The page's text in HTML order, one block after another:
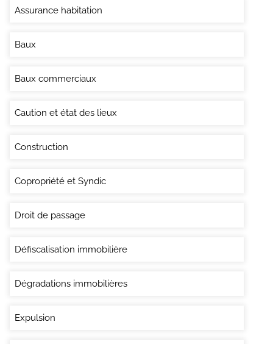
Assurance habitation
Baux
Baux commerciaux
Caution et état des lieux
Construction
Copropriété et Syndic
Droit de passage
Défiscalisation immobilière
Dégradations immobilières
Expulsion